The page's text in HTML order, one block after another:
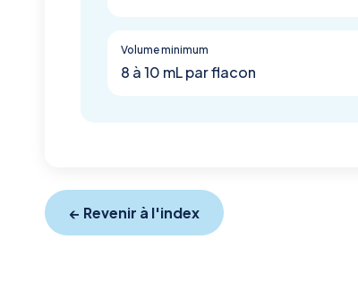
Volume minimum
8 à 10 mL par flacon
← Revenir à l'index